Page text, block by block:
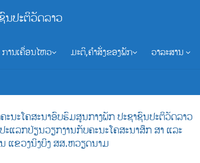
ນປະຕິວັດລາວ
ການເຄື່ອນໄຫວ ມະຕິ,ຄຳສັ່ງຂອງພັກ ວາລະສານ
ະນະໂຄສະນາອົບຮົມສູນກາງພັກ ປະຊາຊົນປະຕິວັດລາວ
ະແລກປ່ຽນວຽກງານກັບຄະນະໂຄສະນາສຶກ ສາ ແລະ
ແຂວງນິງບິງ ສສ.ຫວຽດນາມ